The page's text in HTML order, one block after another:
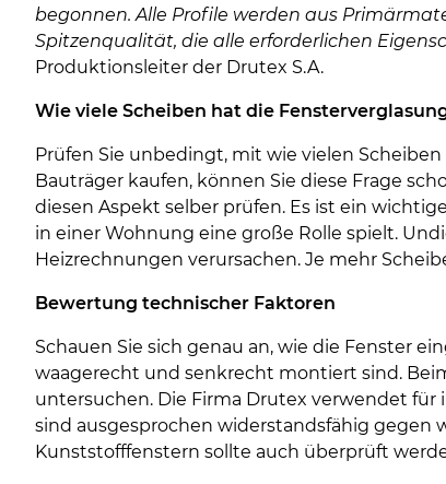
begonnen. Alle Profile werden aus
Spitzenqualität, die alle erforderlichen
Produktionsleiter der Drutex S.A.
Wie viele Scheiben hat die
Prüfen Sie unbedingt, mit wie vielen
Bauträger kaufen, können Sie diese Frage
diesen Aspekt selber prüfen. Es ist ein
in einer Wohnung eine große Rolle spielt.
Heizrechnungen verursachen. Je mehr
Bewertung technischer Faktoren
Schauen Sie sich genau an, wie die Fenster
waagerecht und senkrecht montiert sind.
untersuchen. Die Firma Drutex verwendet
sind ausgesprochen widerstandsfähig
Kunststofffenstern sollte auch überprüft